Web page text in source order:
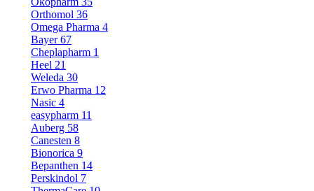
Orthomol 36
Omega Pharma 4
Bayer67
Cheplapharm 1
Heel 21
Weleda 30
Erwo Pharma 12
Nasic 4
easypharm 11
Auberg 58
Canesten 8
Bionorica 9
Bepanthen 14
Perskindol 7